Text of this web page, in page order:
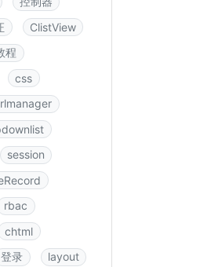
ClistView
程
css
session
rbac
chtml
登录
layout